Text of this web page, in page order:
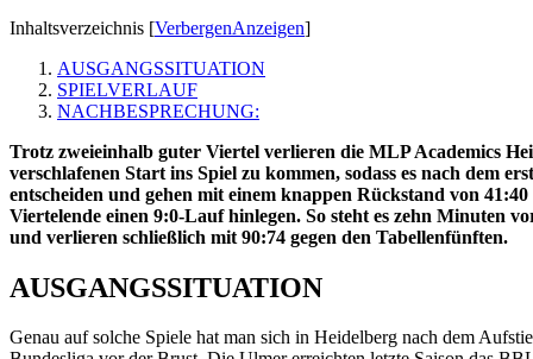
Inhaltsverzeichnis [VerbergenAnzeigen]
AUSGANGSSITUATION
SPIELVERLAUF
NACHBESPRECHUNG:
Trotz zweieinhalb guter Viertel verlieren die MLP Academics
verschlafenen Start ins Spiel zu kommen, sodass es nach dem
entscheiden und gehen mit einem knappen Rückstand von
Viertelende einen 9:0-Lauf hinlegen. So steht es zehn Minuten
und verlieren schließlich mit 90:74 gegen den Tabellenfünften.
AUSGANGSSITUATION
Genau auf solche Spiele hat man sich in Heidelberg nach dem